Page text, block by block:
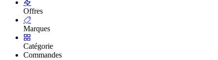
Offres
Marques
Catégorie
Commandes